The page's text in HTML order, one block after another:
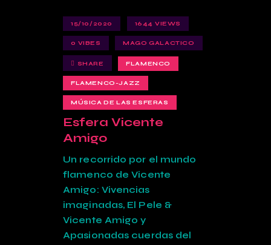
15/10/2020 1644 VIEWS
0 VIBES MAGO GALACTICO
SHARE FLAMENCO
FLAMENCO-JAZZ
MÚSICA DE LAS ESFERAS
Esfera Vicente
Amigo
Un recorrido por el mundo
flamenco de Vicente
Amigo: Vivencias
imaginadas, El Pele &
Vicente Amigo y
Apasionadas cuerdas del